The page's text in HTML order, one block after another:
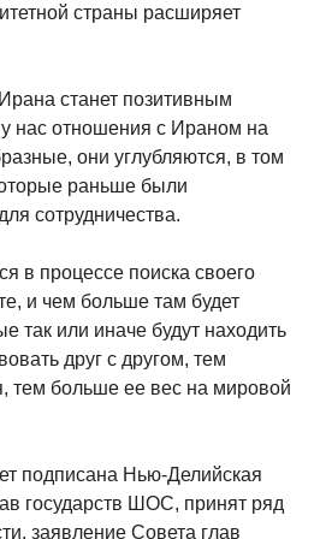
страны расширяет
станет позитивным
нас отношения с Ираном на
они углубляются, в том
раньше были
сотрудничества.
в процессе поиска своего
и чем больше там будет
так или иначе будут находить
друг с другом, тем
тем больше ее вес на мировой
подписана Нью-Делийская
государств ШОС, принят ряд
заявление Совета глав